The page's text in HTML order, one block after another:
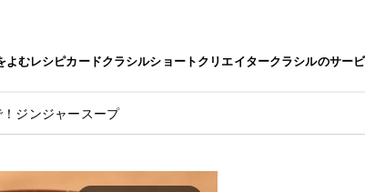
よむレシピカードクラシルショートクリエイタークラシルのサー
ジンジャースープ